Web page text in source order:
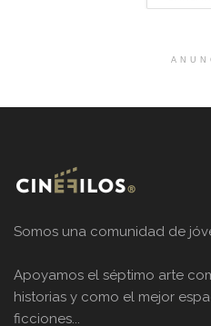
Somos una comunidad de
Apoyamos el séptimo arte
historias y como el mejor
ficciones...